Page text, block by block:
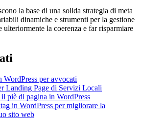
la base di una solida strategia di meta
dinamiche e strumenti per la gestione
la coerenza e far risparmiare
per avvocati
Landing Page di Servizi Locali
piè di pagina in WordPress
in WordPress per migliorare la
sito web